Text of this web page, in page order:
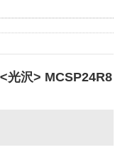
光沢> MCSP24R8